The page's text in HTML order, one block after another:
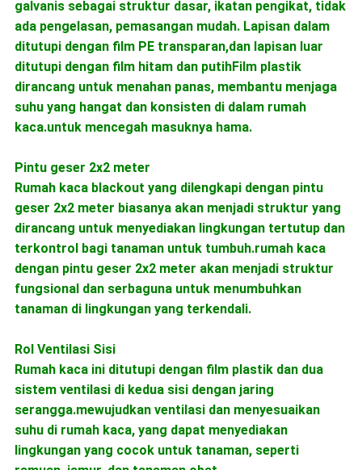
galvanis sebagai struktur dasar, ikatan pengikat, tidak
ada pengelasan, pemasangan mudah. Lapisan dalam
ditutupi dengan film PE transparan,dan lapisan luar
ditutupi dengan film hitam dan putihFilm plastik
dirancang untuk menahan panas, membantu menjaga
suhu yang hangat dan konsisten di dalam rumah
kaca.untuk mencegah masuknya hama.
Pintu geser 2x2 meter
Rumah kaca blackout yang dilengkapi dengan pintu
geser 2x2 meter biasanya akan menjadi struktur yang
dirancang untuk menyediakan lingkungan tertutup dan
terkontrol bagi tanaman untuk tumbuh.rumah kaca
dengan pintu geser 2x2 meter akan menjadi struktur
fungsional dan serbaguna untuk menumbuhkan
tanaman di lingkungan yang terkendali.
Rol Ventilasi Sisi
Rumah kaca ini ditutupi dengan film plastik dan dua
sistem ventilasi di kedua sisi dengan jaring
serangga.mewujudkan ventilasi dan menyesuaikan
suhu di rumah kaca, yang dapat menyediakan
lingkungan yang cocok untuk tanaman, seperti